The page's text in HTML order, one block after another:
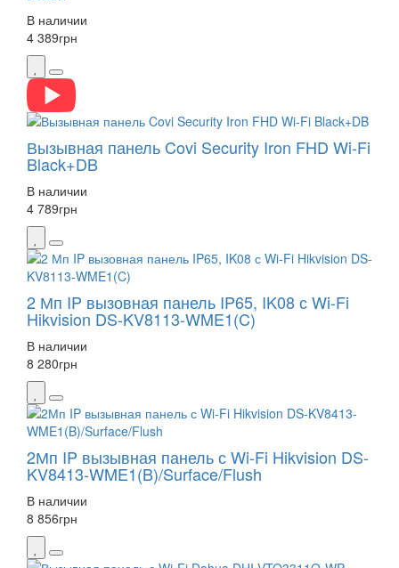
В наличии
4 389грн
Вызывная панель Covi Security Iron FHD Wi-Fi
Black+DB
В наличии
4 789грн
2 Мп IP вызовная панель IP65, IK08 с Wi-Fi
Hikvision DS-KV8113-WME1(C)
В наличии
8 280грн
2Мп IP вызывная панель с Wi-Fi Hikvision DS-
KV8413-WME1(B)/Surface/Flush
В наличии
8 856грн